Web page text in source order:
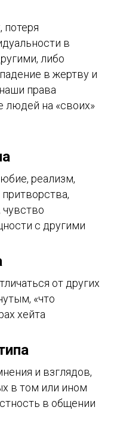
потеря
в
либо
в жертву и
права
на «своих»
реализм,
с другими
от других
«что
хейта
и взглядов,
в том или ином
в общении